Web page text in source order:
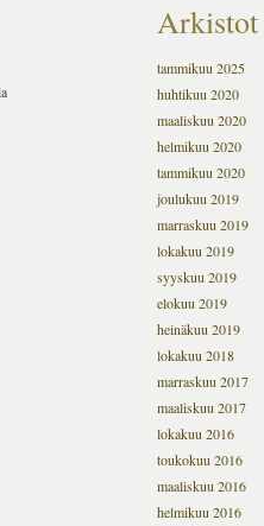
Arkistot
tammikuu 2025
huhtikuu 2020
maaliskuu 2020
helmikuu 2020
tammikuu 2020
joulukuu 2019
marraskuu 2019
lokakuu 2019
syyskuu 2019
elokuu 2019
heinäkuu 2019
lokakuu 2018
marraskuu 2017
maaliskuu 2017
lokakuu 2016
toukokuu 2016
maaliskuu 2016
helmikuu 2016